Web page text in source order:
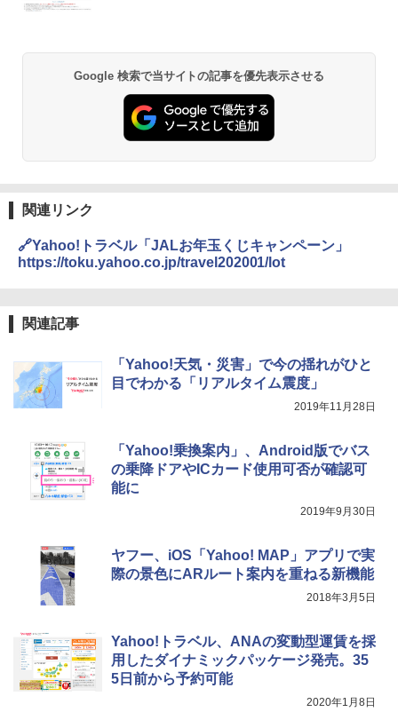
Google 検索で当サイトの記事を優先表示させる
関連リンク
🔗Yahoo!トラベル「JALお年玉くじキャンペーン」
https://toku.yahoo.co.jp/travel202001/lot
関連記事
「Yahoo!天気・災害」で今の揺れがひと
目でわかる「リアルタイム震度」
2019年11月28日
「Yahoo!乗換案内」、Android版でバス
の乗降ドアやICカード使用可否が確認可
能に
2019年9月30日
ヤフー、iOS「Yahoo! MAP」アプリで実
際の景色にARルート案内を重ねる新機能
2018年3月5日
Yahoo!トラベル、ANAの変動型運賃を採
用したダイナミックパッケージ発売。35
5日前から予約可能
2020年1月8日